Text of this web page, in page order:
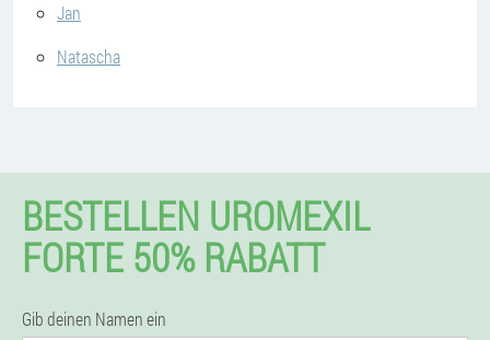
Jan
Natascha
BESTELLEN UROMEXIL
FORTE 50% RABATT
Gib deinen Namen ein